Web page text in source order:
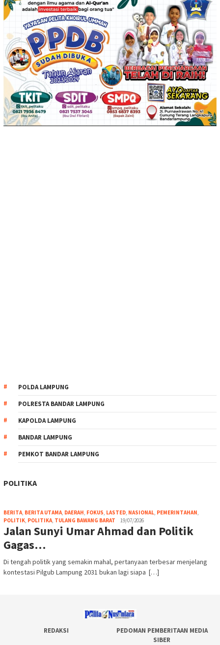
POLDA LAMPUNG
POLRESTA BANDAR LAMPUNG
KAPOLDA LAMPUNG
BANDAR LAMPUNG
PEMKOT BANDAR LAMPUNG
POLITIKA
BERITA, BERITA UTAMA, DAERAH, FOKUS, LASTED, NASIONAL, PEMERINTAHAN,
POLITIK, POLITIKA, TULANG BAWANG BARAT 19/07/2026
Jalan Sunyi Umar Ahmad dan Politik
Gagas…
Di tengah politik yang semakin mahal, pertanyaan terbesar menjelang
kontestasi Pilgub Lampung 2031 bukan lagi siapa […]
REDAKSI
PEDOMAN PEMBERITAAN MEDIA
SIBER